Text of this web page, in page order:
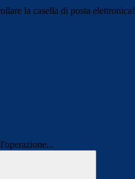
la casella di posta elettronica!